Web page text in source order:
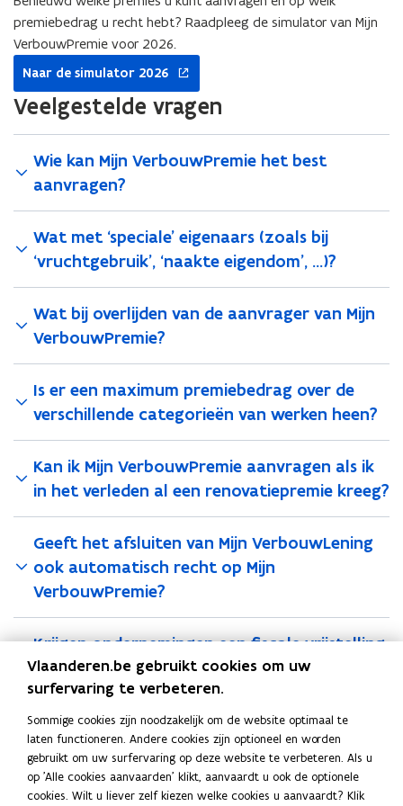
n
t
e
n
t
o
u
w
b
o
u
w
m
e
t
j
n
n
m
e
t
0
u
premiebedrag u recht hebt? Raadpleeg de simulator van Mijn
VerbouwPremie voor 2026.
Naar de simulator 2026
nieuw
venster
Veelgestelde vragen
Wie kan Mijn VerbouwPremie het best
aanvragen?
Wat met ‘speciale' eigenaars (zoals bij
‘vruchtgebruik', ‘naakte eigendom', ...)?
Wat bij overlijden van de aanvrager van Mijn
VerbouwPremie?
Is er een maximum premiebedrag over de
verschillende categorieën van werken heen?
Kan ik Mijn VerbouwPremie aanvragen als ik
in het verleden al een renovatiepremie kreeg?
Geeft het afsluiten van Mijn VerbouwLening
ook automatisch recht op Mijn
VerbouwPremie?
Krijgen ondernemingen een fiscale vrijstelling
voor Mijn VerbouwPremie die ze ontvangen?
Wat is het de-minimisplafond?
Lees deze pagina in: English
Vlaanderen.be gebruikt cookies om uw
surfervaring te verbeteren.
Sommige cookies zijn noodzakelijk om de website optimaal te
laten functioneren. Andere cookies zijn optioneel en worden
gebruikt om uw surfervaring op deze website te verbeteren. Als u
op 'Alle cookies aanvaarden' klikt, aanvaardt u ook de optionele
cookies. Wilt u liever zelf kiezen welke cookies u aanvaardt? Klik